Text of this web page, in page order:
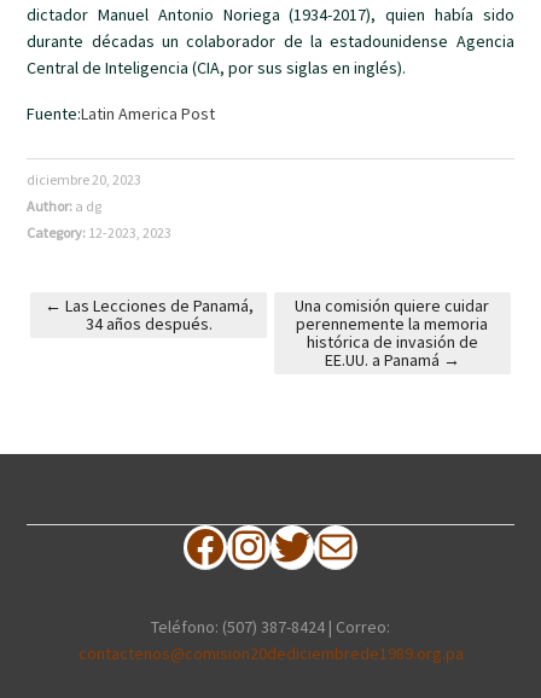
dictador Manuel Antonio Noriega (1934-2017), quien había sido
durante décadas un colaborador de la estadounidense Agencia
Central de Inteligencia (CIA, por sus siglas en inglés).
Fuente:Latin America Post
diciembre 20, 2023
Author: a dg
Category: 12-2023 ,2023
Post navigation
← Las Lecciones de Panamá,
34 años después.
Una comisión quiere cuidar
perennemente la memoria
histórica de invasión de
EE.UU. a Panamá →
Facebook
Instagram
Twitter
Correo electrónico
Teléfono: (507) 387-8424 | Correo:
contactenos@comision20dediciembrede1989.org.pa